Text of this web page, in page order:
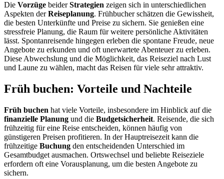
Die Vorzüge beiderStrategien zeigen sich in unterschiedlichen
Aspekten derReiseplanung. Frühbucher schätzen die Gewissheit,
die besten Unterkünfte und Preise zu sichern. Sie genießen eine
stressfreie Planung, die Raum für weitere persönliche Aktivitäten
lässt. Spontanreisende hingegen erleben die spontane Freude, neue
Angebote zu erkunden und oft unerwartete Abenteuer zu erleben.
Diese Abwechslung und die Möglichkeit, das Reiseziel nach Lust
und Laune zu wählen, macht das Reisen für viele sehr attraktiv.
Früh buchen: Vorteile und Nachteile
Früh buchen hat viele Vorteile, insbesondere im Hinblick auf die
finanzielle Planung und die Budgetsicherheit. Reisende, die sich
frühzeitig für eine Reise entscheiden, können häufig von
günstigeren Preisen profitieren. In der Hauptreisezeit kann die
frühzeitige Buchung den entscheidenden Unterschied im
Gesamtbudget ausmachen. Ortswechsel und beliebte Reiseziele
erfordern oft eine Vorausplanung, um die besten Angebote zu
sichern.